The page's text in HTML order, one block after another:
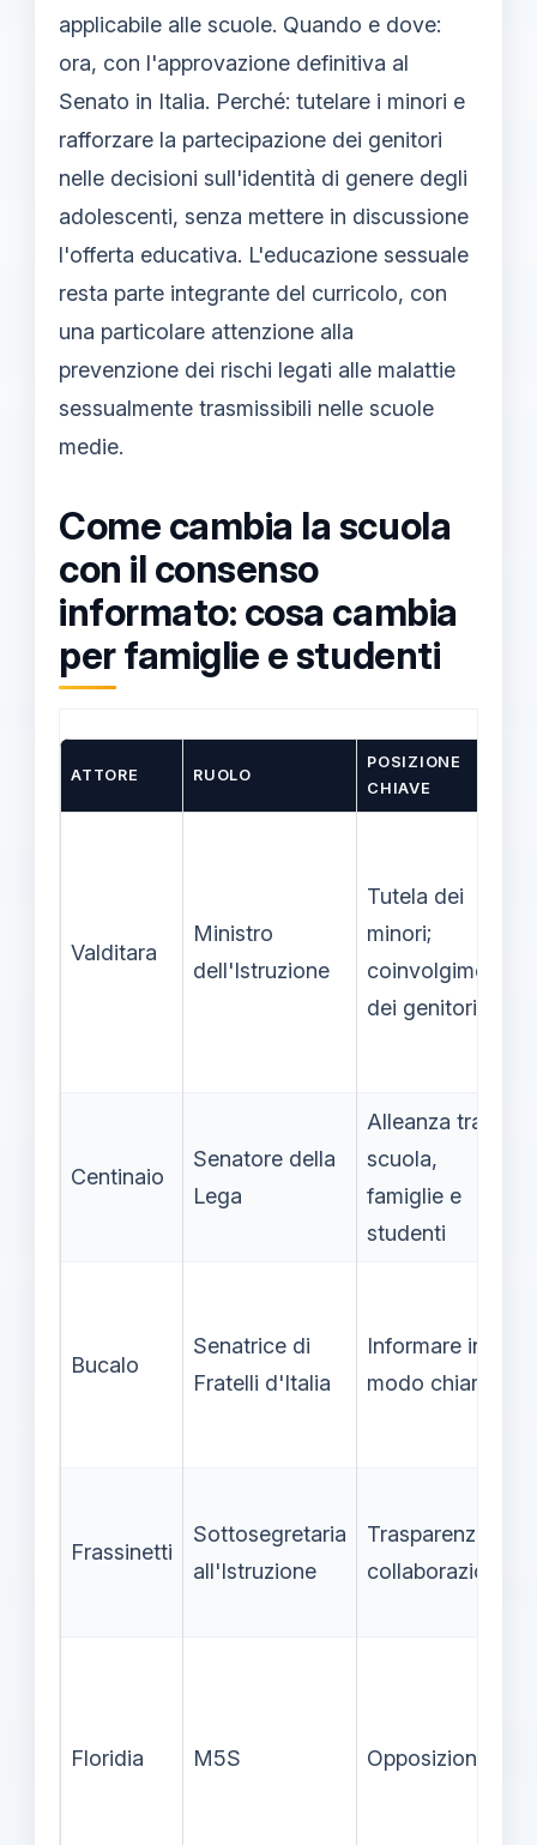
applicabile alle scuole. Quando e dove:
ora, con l'approvazione definitiva al
Senato in Italia. Perché: tutelare i minori e
rafforzare la partecipazione dei genitori
nelle decisioni sull'identità di genere degli
adolescenti, senza mettere in discussione
l'offerta educativa. L'educazione sessuale
resta parte integrante del curricolo, con
una particolare attenzione alla
prevenzione dei rischi legati alle malattie
sessualmente trasmissibili nelle scuole
medie.
Come cambia la scuola
con il consenso
informato: cosa cambia
per famiglie e studenti
ATTORE RUOLO
POSIZIONE
CHIAVE
Valditara
Ministro
dell'Istruzione
Tutela dei
minori;
coinvolgimento
dei genitori
Centinaio
Senatore della
Lega
Alleanza tra
scuola,
famiglie e
studenti
Bucalo
Senatrice di
Fratelli d'Italia
Informare in
modo chiaro
Frassinetti
Sottosegretaria
all'Istruzione
Trasparenza e
collaborazione
Floridia M5S Opposizione